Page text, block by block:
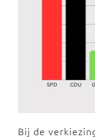
Bij de